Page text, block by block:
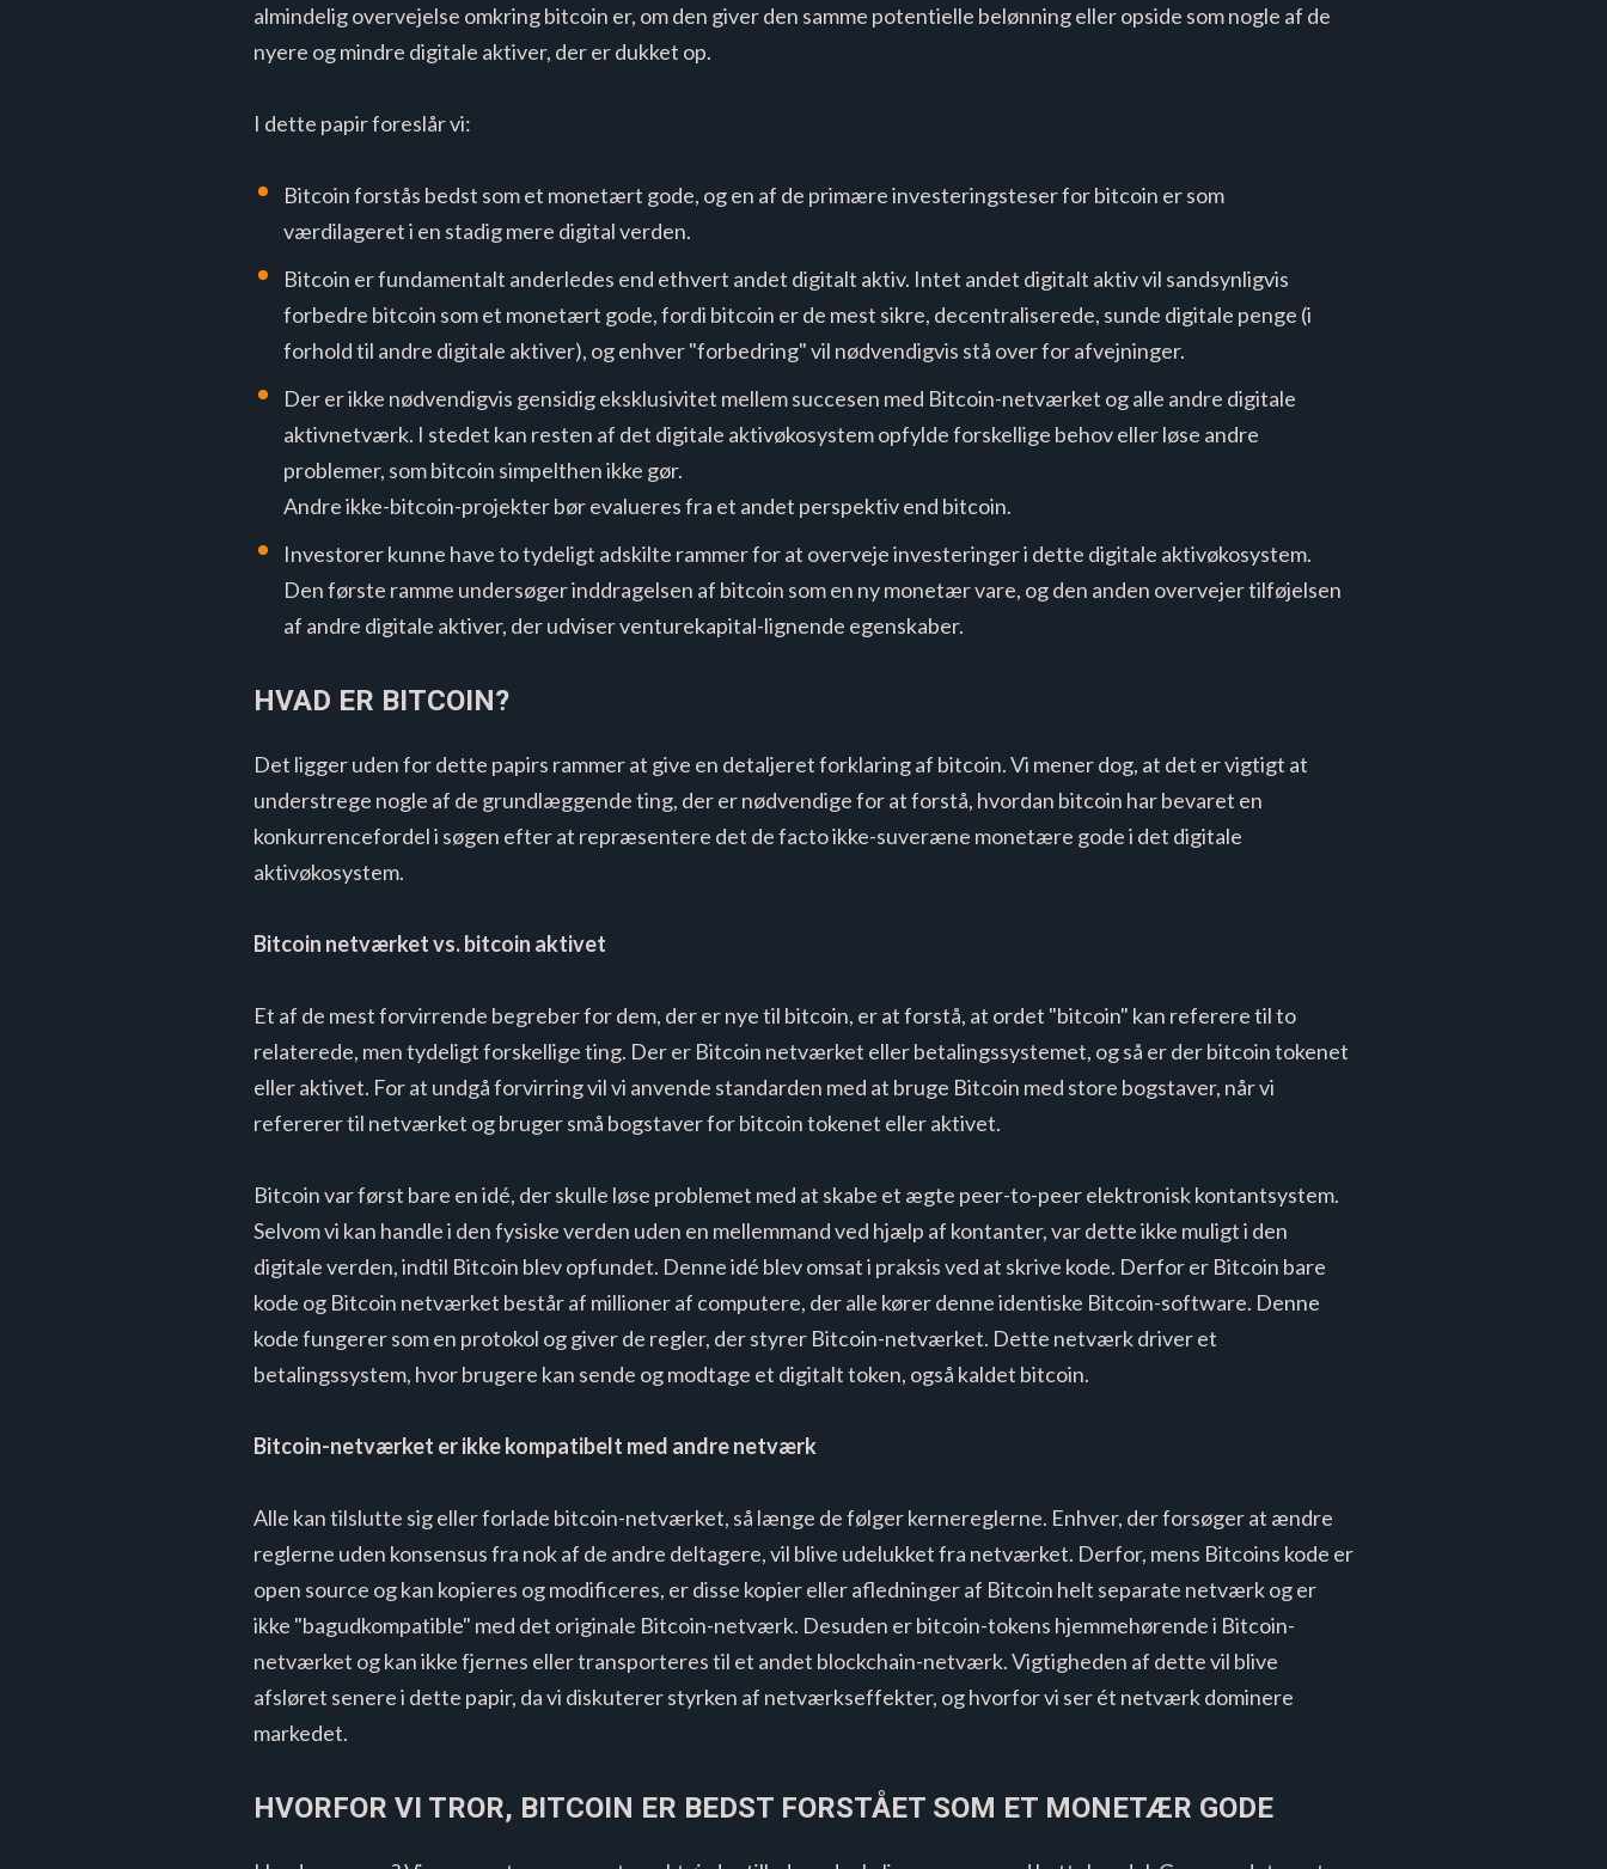
almindelig overvejelse omkring bitcoin er, om den giver den samme potentielle belønning eller opside som nogle af de
nyere og mindre digitale aktiver, der er dukket op.
I dette papir foreslår vi:
Bitcoin forstås bedst som et monetært gode, og en af ​​de primære investeringsteser for bitcoin er som
værdilageret i en stadig mere digital verden.
Bitcoin er fundamentalt anderledes end ethvert andet digitalt aktiv. Intet andet digitalt aktiv vil sandsynligvis
forbedre bitcoin som et monetært gode, fordi bitcoin er de mest sikre, decentraliserede, sunde digitale penge (i
forhold til andre digitale aktiver), og enhver "forbedring" vil nødvendigvis stå over for afvejninger.
Der er ikke nødvendigvis gensidig eksklusivitet mellem succesen med Bitcoin-netværket og alle andre digitale
aktivnetværk. I stedet kan resten af ​​det digitale aktivøkosystem opfylde forskellige behov eller løse andre
problemer, som bitcoin simpelthen ikke gør.
Andre ikke-bitcoin-projekter bør evalueres fra et andet perspektiv end bitcoin.
Investorer kunne have to tydeligt adskilte rammer for at overveje investeringer i dette digitale aktivøkosystem.
Den første ramme undersøger inddragelsen af ​​bitcoin som en ny monetær vare, og den anden overvejer tilføjelsen
af ​​andre digitale aktiver, der udviser venturekapital-lignende egenskaber.
HVAD ER BITCOIN?
Det ligger uden for dette papirs rammer at give en detaljeret forklaring af bitcoin. Vi mener dog, at det er vigtigt at
understrege nogle af de grundlæggende ting, der er nødvendige for at forstå, hvordan bitcoin har bevaret en
konkurrencefordel i søgen efter at repræsentere det de facto ikke-suveræne monetære gode i det digitale
aktivøkosystem.
Bitcoin netværket vs. bitcoin aktivet
Et af de mest forvirrende begreber for dem, der er nye til bitcoin, er at forstå, at ordet "bitcoin" kan referere til to
relaterede, men tydeligt forskellige ting. Der er Bitcoin netværket eller betalingssystemet, og så er der bitcoin tokenet
eller aktivet. For at undgå forvirring vil vi anvende standarden med at bruge Bitcoin med store bogstaver, når vi
refererer til netværket og bruger små bogstaver for bitcoin tokenet eller aktivet.
Bitcoin var først bare en idé, der skulle løse problemet med at skabe et ægte peer-to-peer elektronisk kontantsystem.
Selvom vi kan handle i den fysiske verden uden en mellemmand ved hjælp af kontanter, var dette ikke muligt i den
digitale verden, indtil Bitcoin blev opfundet. Denne idé blev omsat i praksis ved at skrive kode. Derfor er Bitcoin bare
kode og Bitcoin netværket består af millioner af computere, der alle kører denne identiske Bitcoin-software. Denne
kode fungerer som en protokol og giver de regler, der styrer Bitcoin-netværket. Dette netværk driver et
betalingssystem, hvor brugere kan sende og modtage et digitalt token, også kaldet bitcoin.
Bitcoin-netværket er ikke kompatibelt med andre netværk
Alle kan tilslutte sig eller forlade bitcoin-netværket, så længe de følger kernereglerne. Enhver, der forsøger at ændre
reglerne uden konsensus fra nok af de andre deltagere, vil blive udelukket fra netværket. Derfor, mens Bitcoins kode er
open source og kan kopieres og modificeres, er disse kopier eller afledninger af Bitcoin helt separate netværk og er
ikke "bagudkompatible" med det originale Bitcoin-netværk. Desuden er bitcoin-tokens hjemmehørende i Bitcoin-
netværket og kan ikke fjernes eller transporteres til et andet blockchain-netværk. Vigtigheden af ​​dette vil blive
afsløret senere i dette papir, da vi diskuterer styrken af ​​netværkseffekter, og hvorfor vi ser ét netværk dominere
markedet.
HVORFOR VI TROR, BITCOIN ER BEDST FORSTÅET SOM ET MONETÆR GODE